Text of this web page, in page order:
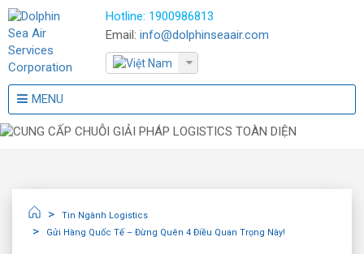
Hotline: 1900986813
Email: info@dolphinseaair.com
MENU
Tin Ngành Logistics
Gửi Hàng Quốc Tế – Đừng Quên 4 Điều Quan Trọng Này!